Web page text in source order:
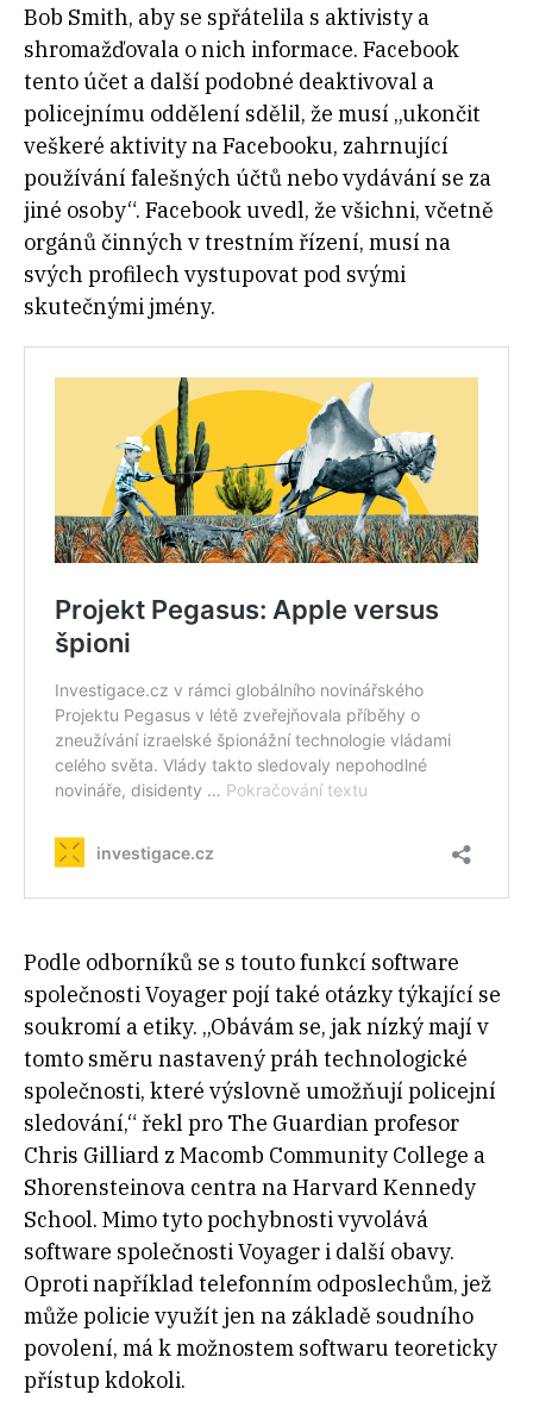
Bob Smith, aby se spřátelila s aktivisty a
shromažďovala o nich informace. Facebook
tento účet a další podobné deaktivoval a
policejnímu oddělení sdělil, že musí „ukončit
veškeré aktivity na Facebooku, zahrnující
používání falešných účtů nebo vydávání se za
jiné osoby“. Facebook uvedl, že všichni, včetně
orgánů činných v trestním řízení, musí na
svých profilech vystupovat pod svými
skutečnými jmény.
Podle odborníků se s touto funkcí software
společnosti Voyager pojí také otázky týkající se
soukromí a etiky. „Obávám se, jak nízký mají v
tomto směru nastavený práh technologické
společnosti, které výslovně umožňují policejní
sledování,“ řekl pro The Guardian profesor
Chris Gilliard z Macomb Community College a
Shorensteinova centra na Harvard Kennedy
School. Mimo tyto pochybnosti vyvolává
software společnosti Voyager i další obavy.
Oproti například telefonním odposlechům, jež
může policie využít jen na základě soudního
povolení, má k možnostem softwaru teoreticky
přístup kdokoli.